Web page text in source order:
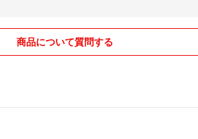
ているグレードの基準は下記のとおりです。​​
の状態）​​
商品について質問する